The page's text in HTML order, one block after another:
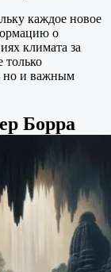
каждое новое
о
климата за
только
но и важным
Борра